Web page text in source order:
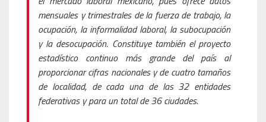
mensuales y trimestrales de la fuerza de trabajo, la
ocupación, la informalidad laboral, la subocupación
y la desocupación. Constituye también el proyecto
estadístico continuo más grande del país al
proporcionar cifras nacionales y de cuatro tamaños
de localidad, de cada una de las 32 entidades
federativas y para un total de 36 ciudades.